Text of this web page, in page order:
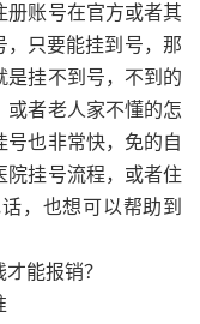
册账号在官方或者其
，只要能挂到号，那
是挂不到号，不到的
或者老人家不懂的怎
号也非常快，免的自
院挂号流程，或者住
，也想可以帮助到
能报销？